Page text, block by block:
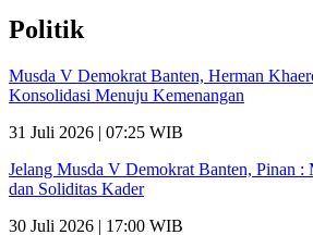
Politik
Musda V Demokrat Banten, Herman
Konsolidasi Menuju Kemenangan
31 Juli 2026 | 07:25 WIB
Jelang Musda V Demokrat Banten, Pinan :
dan Soliditas Kader
30 Juli 2026 | 17:00 WIB